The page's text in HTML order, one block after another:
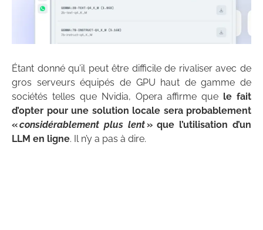
Étant donné qu’il peut être difficile de rivaliser avec de
gros serveurs équipés de GPU haut de gamme de
sociétés telles que Nvidia, Opera affirme que le fait
d’opter pour une solution locale sera probablement
«considérablement plus lent» que l’utilisation d’un
LLM en ligne. Il n’y a pas à dire.